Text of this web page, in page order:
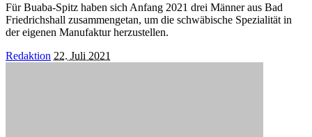
Für Buaba-Spitz haben sich Anfang 2021 drei Männer aus Bad
Friedrichshall zusammengetan, um die schwäbische Spezialität in
der eigenen Manufaktur herzustellen.
Posted
Redaktion 22. Juli 2021